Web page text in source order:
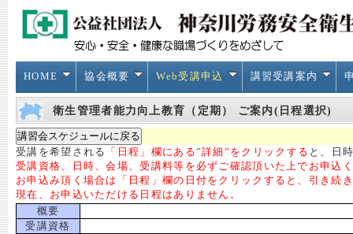
HOME 協会概要 Web受講申込 講習受講案内
衛生管理者能力向上教育（定期） ご案内(日程選択)
受講を希望される 「日程」欄にある”詳細”をクリックする と、日
受講資格、日時、会場、受講料等を必ずご確認頂いた上でお申込
お申込み頂く場合は「日程」欄の日付をクリックすると、引き続
現在、お申込いただける日程はありません。
概要
受講資格